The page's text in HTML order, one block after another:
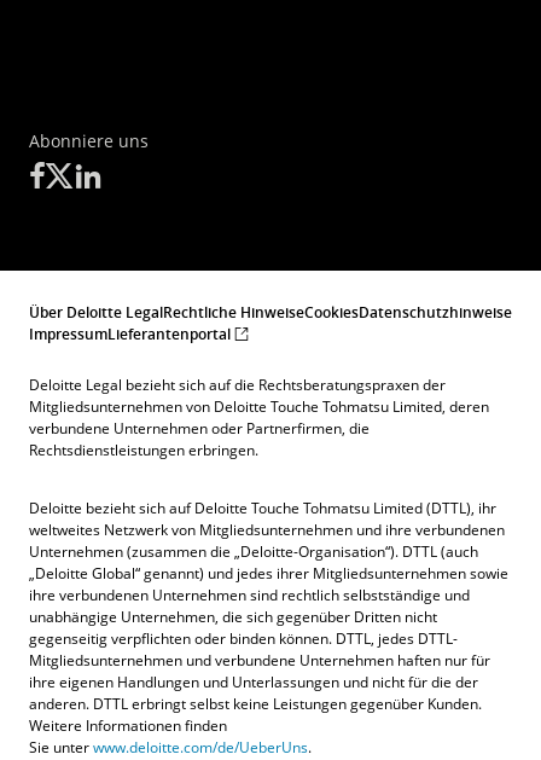
Contact Us
Submit RFP
Abonniere uns
Über Deloitte LegalRechtliche HinweiseCookiesDatenschutzhinweise
ImpressumLieferantenportal
Deloitte Legal bezieht sich auf die Rechtsberatungspraxen der
Mitgliedsunternehmen von Deloitte Touche Tohmatsu Limited, deren
verbundene Unternehmen oder Partnerfirmen, die
Rechtsdienstleistungen erbringen.
Deloitte bezieht sich auf Deloitte Touche Tohmatsu Limited (DTTL), ihr
weltweites Netzwerk von Mitgliedsunternehmen und ihre verbundenen
Unternehmen (zusammen die „Deloitte-Organisation“). DTTL (auch
„Deloitte Global“ genannt) und jedes ihrer Mitgliedsunternehmen sowie
ihre verbundenen Unternehmen sind rechtlich selbstständige und
unabhängige Unternehmen, die sich gegenüber Dritten nicht
gegenseitig verpflichten oder binden können. DTTL, jedes DTTL-
Mitgliedsunternehmen und verbundene Unternehmen haften nur für
ihre eigenen Handlungen und Unterlassungen und nicht für die der
anderen. DTTL erbringt selbst keine Leistungen gegenüber Kunden.
Weitere Informationen finden
Sie unterwww.deloitte.com/de/UeberUns.